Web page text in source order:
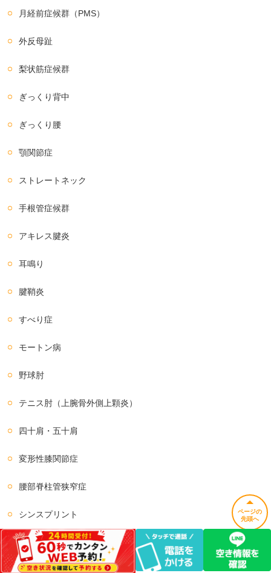
ページの
先頭へ
月経前症候群（PMS）
外反母趾
梨状筋症候群
ぎっくり背中
ぎっくり腰
顎関節症
ストレートネック
手根管症候群
アキレス腱炎
耳鳴り
腱鞘炎
すべり症
モートン病
野球肘
テニス肘（上腕骨外側上顆炎）
四十肩・五十肩
変形性膝関節症
腰部脊柱管狭窄症
シンスプリント
足底筋膜炎
ばね指